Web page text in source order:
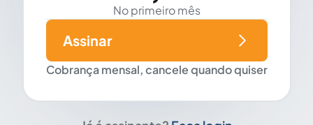
No primeiro mês
Cobrança mensal, cancele quando quiser
Assinar